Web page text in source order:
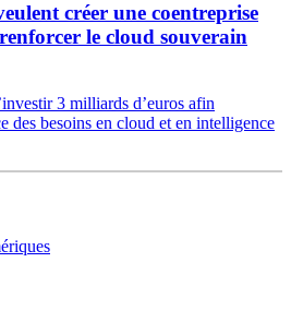
créer une coentreprise
le cloud souverain
3 milliards d’euros afin
des besoins en cloud et en intelligence